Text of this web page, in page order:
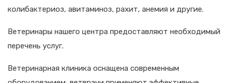
колибактериоз, авитаминоз, рахит, анемия и другие.
Ветеринары нашего центра предоставляют необходимый
перечень услуг.
Ветеринарная клиника оснащена современным